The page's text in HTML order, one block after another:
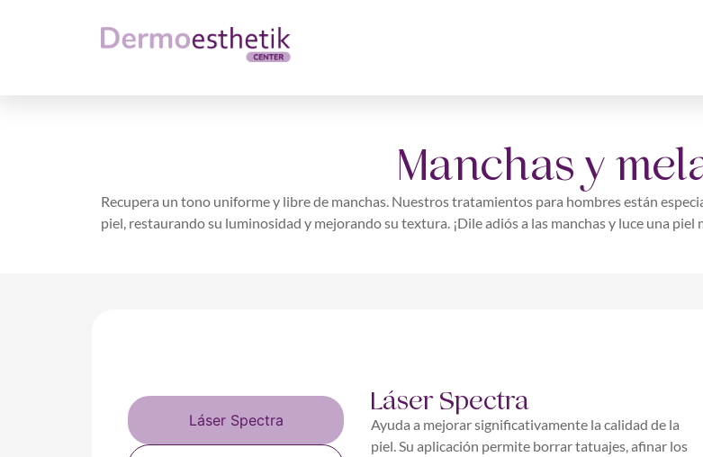
Manchas y
Recupera un tono uniforme y libre de manchas. Nuestros tratamientos para hombres están
piel, restaurando su luminosidad y mejorando su textura. ¡Dile adiós a las manchas y luce una piel
Láser Spectra
Láser Spectra
Ayuda a mejorar significativamente la calidad de la
piel. Su aplicación permite borrar tatuajes, afinar los